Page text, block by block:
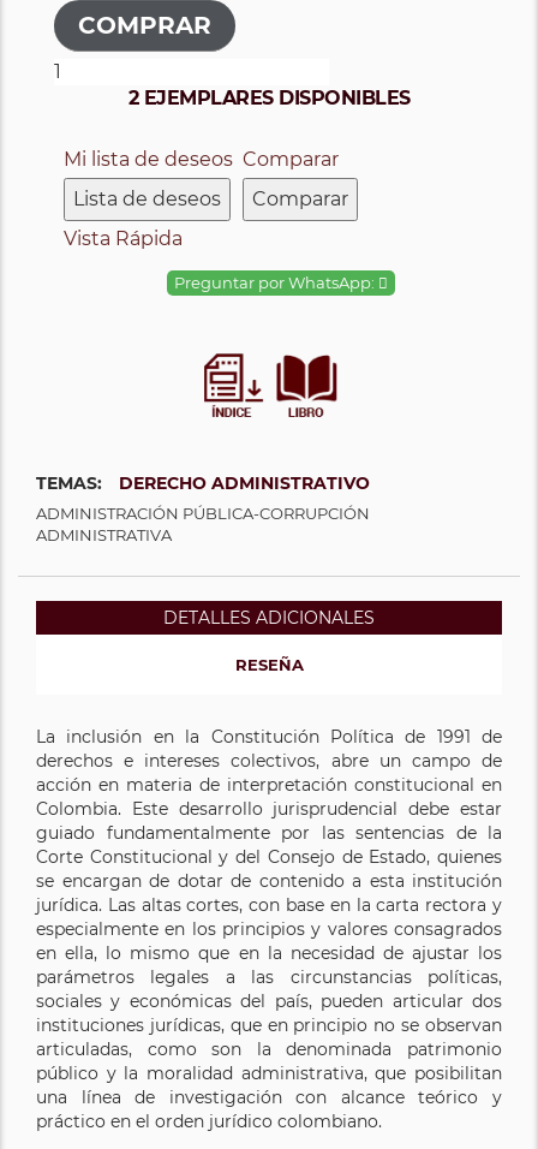
2 EJEMPLARES DISPONIBLES
Mi lista de deseos
Lista de deseos
Comparar
Comparar
Vista Rápida
Preguntar por WhatsApp:
TEMAS: DERECHO ADMINISTRATIVO
ADMINISTRACIÓN PÚBLICA-CORRUPCIÓN
ADMINISTRATIVA
DETALLES ADICIONALES
RESEÑA
La inclusión en la Constitución Política de 1991 de
derechos e intereses colectivos, abre un campo de
acción en materia de interpretación constitucional en
Colombia. Este desarrollo jurisprudencial debe estar
guiado fundamentalmente por las sentencias de la
Corte Constitucional y del Consejo de Estado, quienes
se encargan de dotar de contenido a esta institución
jurídica. Las altas cortes, con base en la carta rectora y
especialmente en los principios y valores consagrados
en ella, lo mismo que en la necesidad de ajustar los
parámetros legales a las circunstancias políticas,
sociales y económicas del país, pueden articular dos
instituciones jurídicas, que en principio no se observan
articuladas, como son la denominada patrimonio
público y la moralidad administrativa, que posibilitan
una línea de investigación con alcance teórico y
práctico en el orden jurídico colombiano.